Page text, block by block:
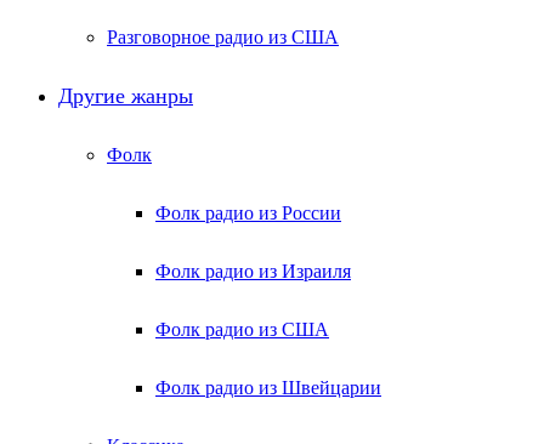
Разговорное радио из США
Другие жанры
Фолк
Фолк радио из России
Фолк радио из Израиля
Фолк радио из США
Фолк радио из Швейцарии